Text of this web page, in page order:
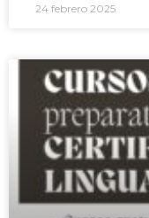
24 febrero 2025